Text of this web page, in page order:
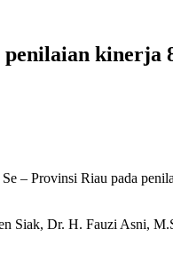
kinerja
– Provinsi Riau pada
Siak, Dr. H. Fauzi Asni,